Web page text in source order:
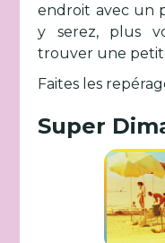
endroit avec un
y serez, plus
trouver une
Faites les
Super